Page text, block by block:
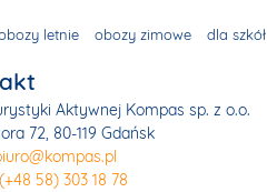
letnie obozy zimowe dla szkół
Aktywnej Kompas sp. z o.o.
72, 80-119 Gdańsk
(+48 58) 303 18 78